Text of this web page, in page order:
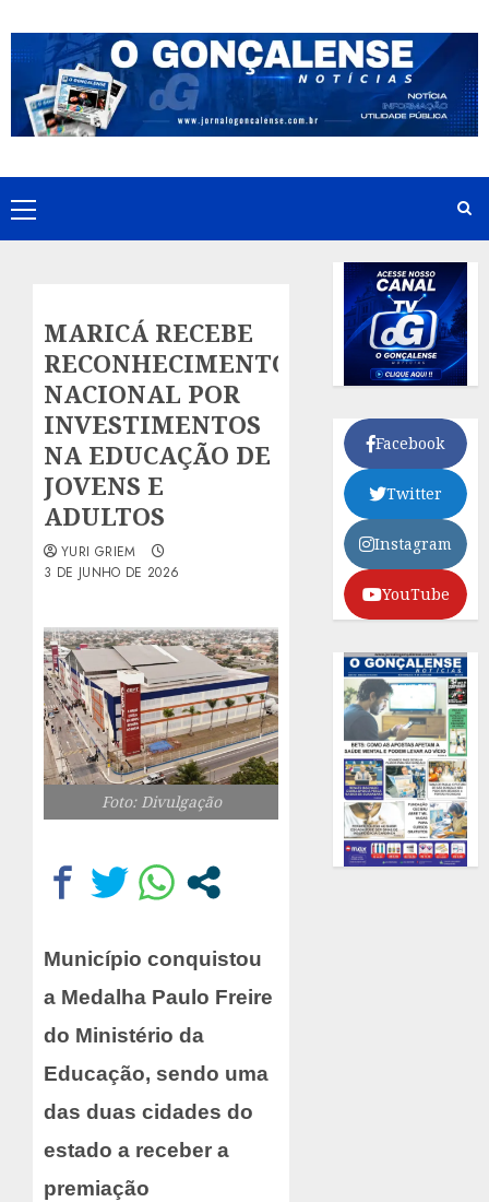
to
content
Primary
Menu
MARICÁ RECEBE
RECONHECIMENTO
NACIONAL POR
INVESTIMENTOS
NA EDUCAÇÃO DE
JOVENS E
ADULTOS
YURI GRIEM
3 DE JUNHO DE 2026
Foto: Divulgação
Município conquistou
a Medalha Paulo Freire
do Ministério da
Educação, sendo uma
das duas cidades do
estado a receber a
premiação
Facebook
Twitter
Instagram
YouTube